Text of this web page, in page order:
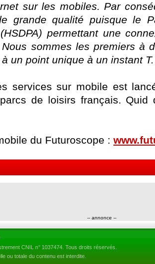
sur les mobiles. Par
grande qualité puisque le
permettant une
sommes les premiers à
un point unique à un instant T.
services sur mobile est
de loisirs français. Quid
du Futuroscope :
-- annonce --
CNIL n° 1037474. Tous droits réservés.
ou totale du contenu est interdite.